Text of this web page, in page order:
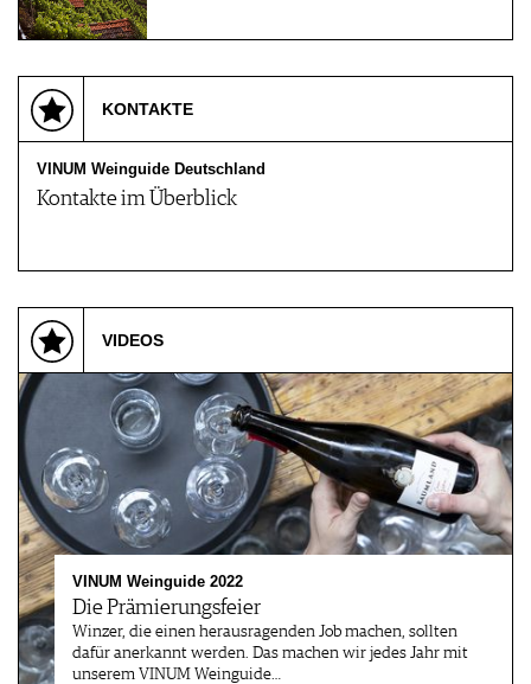
KONTAKTE
VINUM Weinguide Deutschland
Kontakte im Überblick
VIDEOS
VINUM Weinguide 2022
Die Prämierungsfeier
Winzer, die einen herausragenden Job machen, sollten
dafür anerkannt werden. Das machen wir jedes Jahr mit
unserem VINUM Weinguide…